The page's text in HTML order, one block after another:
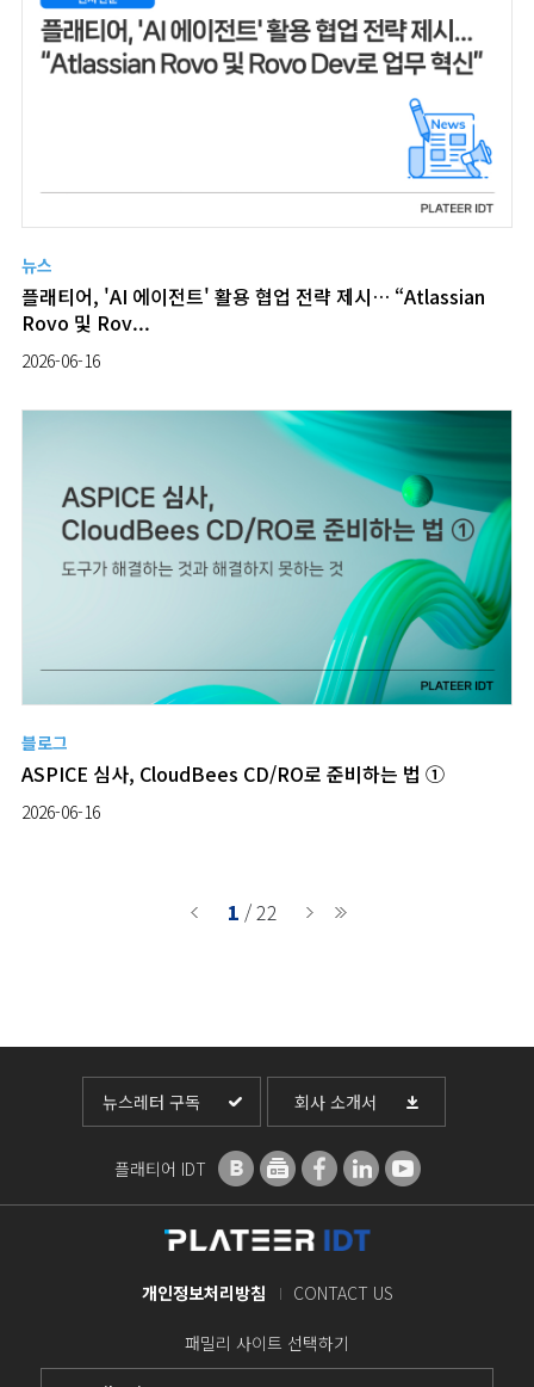
뉴스
플래티어, 'AI 에이전트' 활용 협업 전략 제시… “Atlassian
Rovo 및 Rov...
2026-06-16
블로그
ASPICE 심사, CloudBees CD/RO로 준비하는 법 ①
2026-06-16
1 / 22
뉴스레터 구독 회사 소개서
플래티어 IDT
개인정보처리방침 CONTACT US
패밀리 사이트 선택하기